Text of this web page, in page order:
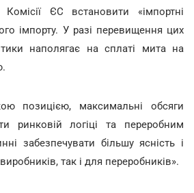
ЄС встановити «імпортні
імпорту. У разі перевищення цих
наполягає на сплаті мита на
позицією, максимальні обсяги
ринковій логіці та переробним
забезпечувати більшу ясність і
так і для переробників».